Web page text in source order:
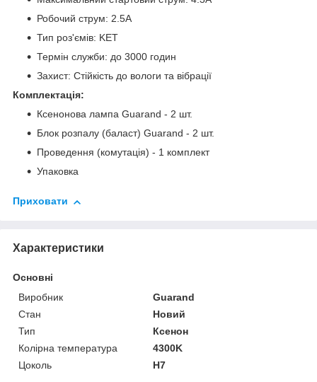
Робочий струм: 2.5A
Тип роз'ємів: KET
Термін служби: до 3000 годин
Захист: Стійкість до вологи та вібрації
Комплектація:
Ксенонова лампа Guarand - 2 шт.
Блок розпалу (баласт) Guarand - 2 шт.
Проведення (комутація) - 1 комплект
Упаковка
Приховати
Характеристики
Основні
Виробник
Guarand
Стан
Новий
Тип
Ксенон
Колірна температура
4300K
Цоколь
H7